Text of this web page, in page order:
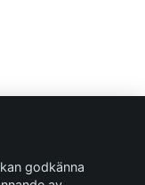
godkänna